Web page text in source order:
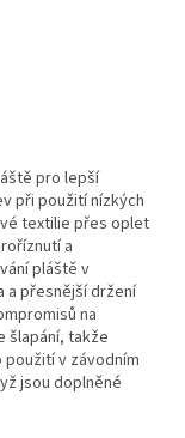
pro lepší
při použití nízkých
textilie přes oplet
a
pláště v
a přesnější držení
na
šlapání, takže
v závodním
jsou doplněné